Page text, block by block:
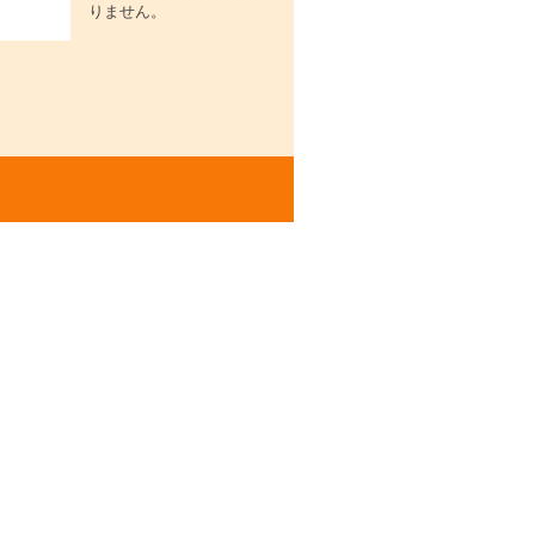
りません。